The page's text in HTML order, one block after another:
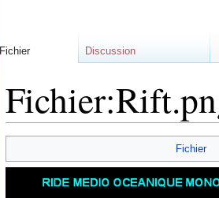
Fichier
Fichier Discussion